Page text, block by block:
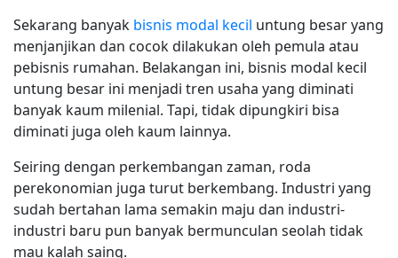
Sekarang banyak bisnis modal kecil untung besar yang
menjanjikan dan cocok dilakukan oleh pemula atau
pebisnis rumahan. Belakangan ini, bisnis modal kecil
untung besar ini menjadi tren usaha yang diminati
banyak kaum milenial. Tapi, tidak dipungkiri bisa
diminati juga oleh kaum lainnya.
Seiring dengan perkembangan zaman, roda
perekonomian juga turut berkembang. Industri yang
sudah bertahan lama semakin maju dan industri-
industri baru pun banyak bermunculan seolah tidak
mau kalah saing.